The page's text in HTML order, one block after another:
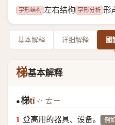
字形结构 左右结构 字形分析 形
基本解释 详细解释 國
梯基本解释
●梯tī ㄊㄧ
登高用的器具、设备。 例如